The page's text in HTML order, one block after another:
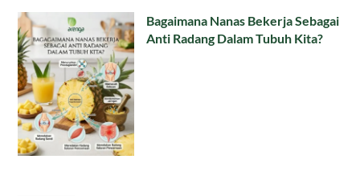
Bagaimana Nanas Bekerja Sebagai
Anti Radang Dalam Tubuh Kita?